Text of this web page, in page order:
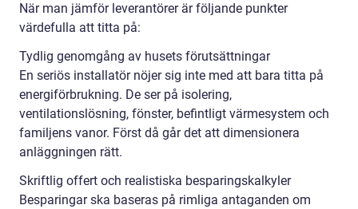
När man jämför leverantörer är följande punkter
värdefulla att titta på:
Tydlig genomgång av husets förutsättningar
En seriös installatör nöjer sig inte med att bara titta på
energiförbrukning. De ser på isolering,
ventilationslösning, fönster, befintligt värmesystem och
familjens vanor. Först då går det att dimensionera
anläggningen rätt.
Skriftlig offert och realistiska besparingskalkyler
Besparingar ska baseras på rimliga antaganden om